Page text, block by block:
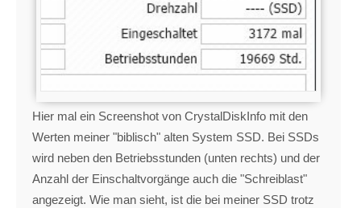
Hier mal ein Screenshot von CrystalDiskInfo mit den
Werten meiner "biblisch" alten System SSD. Bei SSDs
wird neben den Betriebsstunden (unten rechts) und der
Anzahl der Einschaltvorgänge auch die "Schreiblast"
angezeigt. Wie man sieht, ist die bei meiner SSD trotz